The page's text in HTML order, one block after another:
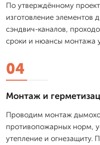
По утверждённому
изготовление элементов
сэндвич-каналов,
сроки и нюансы монтажа
04
Монтаж и
Проводим монтаж
противопожарных норм,
утепление и огнезащиту.